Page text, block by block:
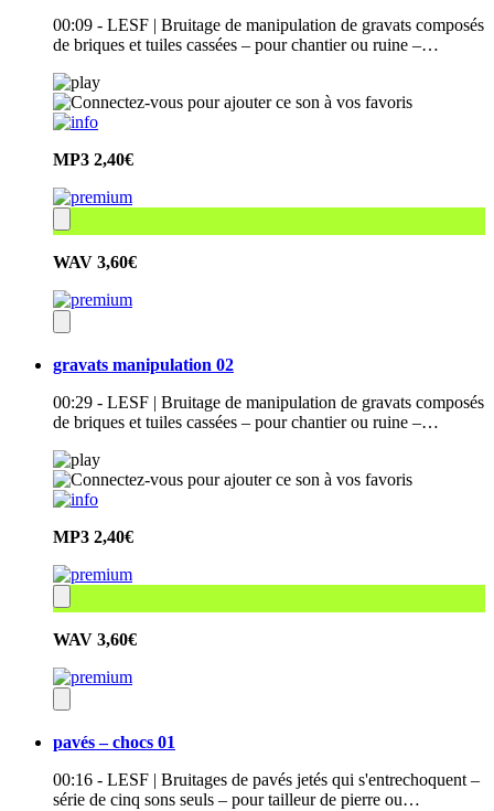
00:09 - LESF | Bruitage de manipulation de gravats composés
de briques et tuiles cassées – pour chantier ou ruine –…
MP3 2,40€
WAV 3,60€
gravats manipulation 02
00:29 - LESF | Bruitage de manipulation de gravats composés
de briques et tuiles cassées – pour chantier ou ruine –…
MP3 2,40€
WAV 3,60€
pavés – chocs 01
00:16 - LESF | Bruitages de pavés jetés qui s'entrechoquent –
série de cinq sons seuls – pour tailleur de pierre ou…